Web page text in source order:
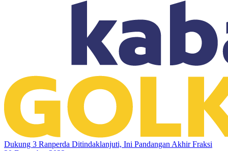
Dukung 3 Ranperda Ditindaklanjuti, Ini Pandangan Akhir Fraksi